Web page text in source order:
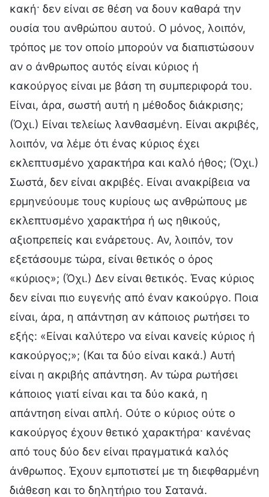
κακή· δεν είναι σε θέση να δουν καθαρά την
ουσία του ανθρώπου αυτού. Ο μόνος, λοιπόν,
τρόπος με τον οποίο μπορούν να διαπιστώσουν
αν ο άνθρωπος αυτός είναι κύριος ή
κακούργος είναι με βάση τη συμπεριφορά του.
Είναι, άρα, σωστή αυτή η μέθοδος διάκρισης;
(Όχι.) Είναι τελείως λανθασμένη. Είναι ακριβές,
λοιπόν, να λέμε ότι ένας κύριος έχει
εκλεπτυσμένο χαρακτήρα και καλό ήθος; (Όχι.)
Σωστά, δεν είναι ακριβές. Είναι ανακρίβεια να
ερμηνεύουμε τους κυρίους ως ανθρώπους με
εκλεπτυσμένο χαρακτήρα ή ως ηθικούς,
αξιοπρεπείς και ενάρετους. Αν, λοιπόν, τον
εξετάσουμε τώρα, είναι θετικός ο όρος
«κύριος»; (Όχι.) Δεν είναι θετικός. Ένας κύριος
δεν είναι πιο ευγενής από έναν κακούργο. Ποια
είναι, άρα, η απάντηση αν κάποιος ρωτήσει το
εξής: «Είναι καλύτερο να είναι κανείς κύριος ή
κακούργος;»; (Και τα δύο είναι κακά.) Αυτή
είναι η ακριβής απάντηση. Αν τώρα ρωτήσει
κάποιος γιατί είναι και τα δύο κακά, η
απάντηση είναι απλή. Ούτε ο κύριος ούτε ο
κακούργος έχουν θετικό χαρακτήρα· κανένας
από τους δύο δεν είναι πραγματικά καλός
άνθρωπος. Έχουν εμποτιστεί με τη διεφθαρμένη
διάθεση και το δηλητήριο του Σατανά.